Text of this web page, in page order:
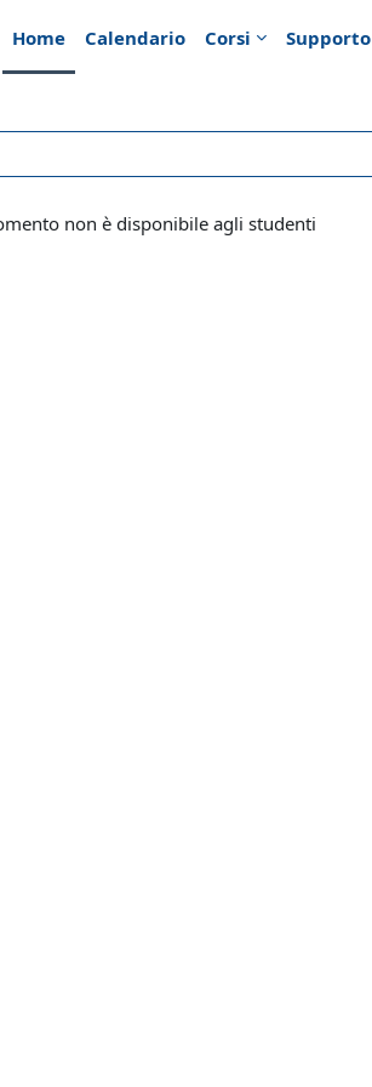
Home
Calendario Corsi Supporto
non è disponibile agli studenti